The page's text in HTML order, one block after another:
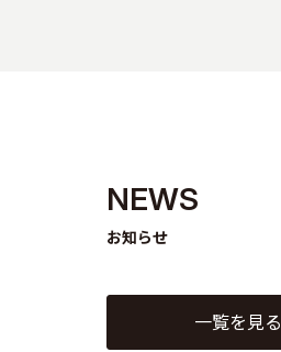
NEWS
お知らせ
一覧を見る